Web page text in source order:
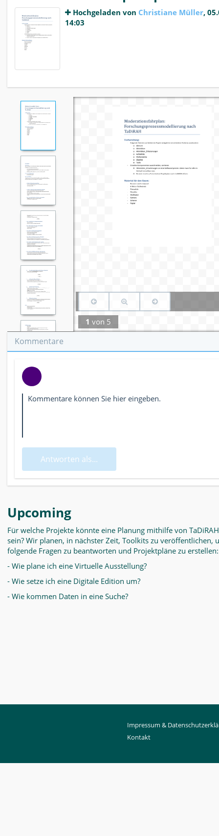
Hochgeladen von Christiane Müller,
14:03
1 von 5
Kommentare
Antworten als...
Upcoming
Für welche Projekte könnte eine Planung mithilfe von
sein? Wir planen, in nächster Zeit, Toolkits zu veröffentlichen,
folgende Fragen zu beantworten und Projektpläne zu erstellen:
- Wie plane ich eine Virtuelle Ausstellung?
- Wie setze ich eine Digitale Edition um?
- Wie kommen Daten in eine Suche?
Impressum &
Kontakt